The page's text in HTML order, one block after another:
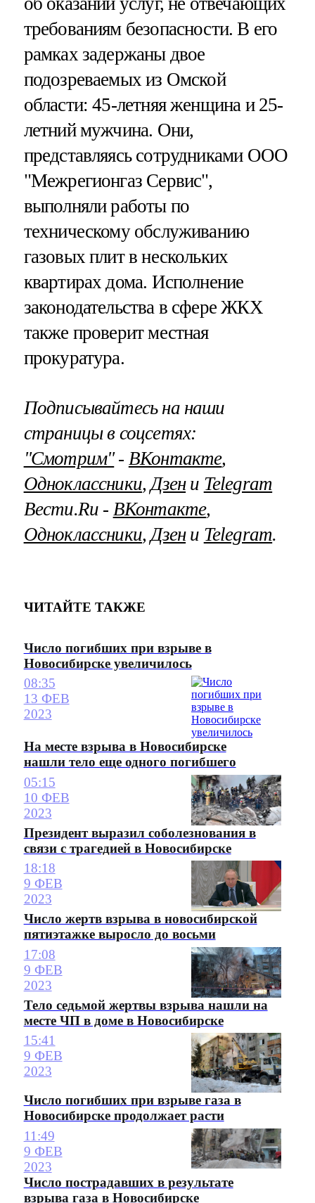
требованиям безопасности. В его
рамках задержаны двое
подозреваемых из Омской
области: 45-летняя женщина и 25-
летний мужчина. Они,
представляясь сотрудниками ООО
"Межрегионгаз Сервис",
выполняли работы по
техническому обслуживанию
газовых плит в нескольких
квартирах дома. Исполнение
законодательства в сфере ЖКХ
также проверит местная
прокуратура.
Подписывайтесь на наши
страницы в соцсетях:
"Смотрим"‐ ВКонтакте,
Одноклассники, Дзени Telegram
Вести.Ru ‐ ВКонтакте,
Одноклассники, Дзени Telegram.
ЧИТАЙТЕ ТАКЖЕ
Число погибших при взрыве в
Новосибирске увеличилось
08:35
13 ФЕВ
2023
На месте взрыва в Новосибирске
нашли тело еще одного погибшего
05:15
10 ФЕВ
2023
Президент выразил соболезнования в
связи с трагедией в Новосибирске
18:18
9 ФЕВ
2023
Число жертв взрыва в новосибирской
пятиэтажке выросло до восьми
17:08
9 ФЕВ
2023
Тело седьмой жертвы взрыва нашли на
месте ЧП в доме в Новосибирске
15:41
9 ФЕВ
2023
Число погибших при взрыве газа в
Новосибирске продолжает расти
11:49
9 ФЕВ
2023
Число пострадавших в результате
взрыва газа в Новосибирске